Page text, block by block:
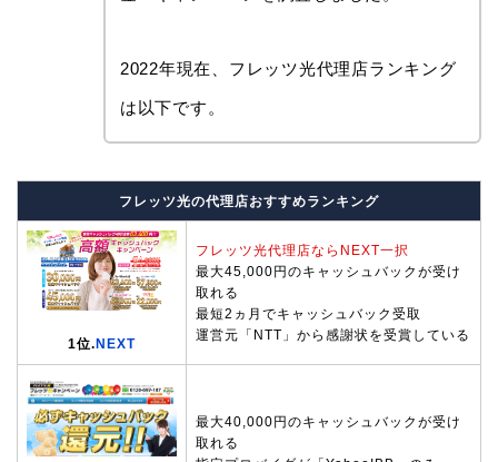
2022年現在、フレッツ光代理店ランキング
は以下です。
フレッツ光の代理店おすすめランキング
1位. NEXT
フレッツ光代理店ならNEXT一択
最大45,000円のキャッシュバックが受け
取れる
最短2ヵ月でキャッシュバック受取
運営元「NTT」から感謝状を受賞している
最大40,000円のキャッシュバックが受け
取れる